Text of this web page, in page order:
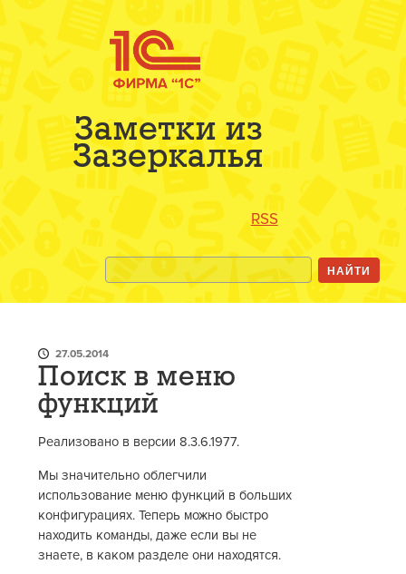
Заметки из
Зазеркалья
RSS
27.05.2014
Поиск в меню
функций
Реализовано в версии 8.3.6.1977.
Мы значительно облегчили
использование меню функций в больших
конфигурациях. Теперь можно быстро
находить команды, даже если вы не
знаете, в каком разделе они находятся.